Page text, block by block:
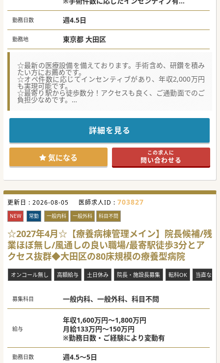
※スキルと経験により応相談
勤務日数 週4.5日
勤務地 東京都 大田区
☆最新の医療設備を備えております。手術含め、研鑽を積み
たい方にお薦めです。
☆オペ件数に応じてインセンティブがあり、年収2,000万円
も実現可能です。
☆最寄り駅から徒歩数分！アクセスも良く、ご通勤面でのご
負担少なめです。
年間オペ件数1,000件を超える大田区の眼科専門病院です。
超音波白内障手術装置や手術用顕微鏡装置をはじめ、最新の
症例も多く集まりますので、眼科医師として研鑽を積みたい
方に大変おすすめです。
外来は4診体制と医師体制が厚く、安心して就労いただける
環境です！
#秋入職可
詳細を見る
気になる この求人に
問い合わせる
更新日 : 2026-08-05 医師求人ID : 703827
NEW 常勤 一般内科 一般外科 科目不問
☆2027年4月☆【療養病棟管理メイン】院長候補/残
業ほぼ無し/風通しの良い職場/最寄駅徒歩3分とア
クセス抜群◆大田区の80床規模の療養型病院
オンコール無し 高額給与 土日休み 院長・施設長募集 転科OK 当直なし
募集科目 一般内科、一般外科、科目不問
給与
年収1,600万円～1,800万円
月給133万円～150万円
※勤務日数・ご経験により変動有
勤務日数 週4.5～5日